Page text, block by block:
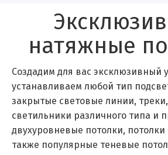
натяжные
Создадим для вас эксклюзивный
устанавливаем любой тип
закрытые световые линии,
светильники различного типа и
двухуровневые потолки,
также популярные теневые